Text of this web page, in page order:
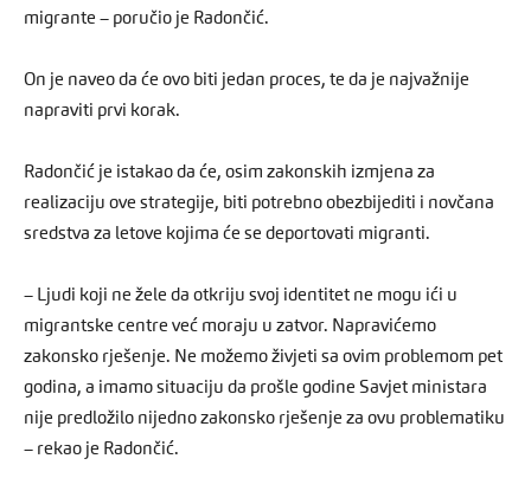
migrante – poručio je Radončić.
On je naveo da će ovo biti jedan proces, te da je najvažnije
napraviti prvi korak.
Radončić je istakao da će, osim zakonskih izmjena za
realizaciju ove strategije, biti potrebno obezbijediti i novčana
sredstva za letove kojima će se deportovati migranti.
– Ljudi koji ne žele da otkriju svoj identitet ne mogu ići u
migrantske centre već moraju u zatvor. Napravićemo
zakonsko rješenje. Ne možemo živjeti sa ovim problemom pet
godina, a imamo situaciju da prošle godine Savjet ministara
nije predložilo nijedno zakonsko rješenje za ovu problematiku
– rekao je Radončić.